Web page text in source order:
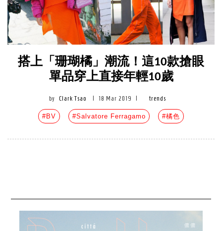
搭上「珊瑚橘」潮流！這10款搶眼
單品穿上直接年輕10歲
by Clark Tsao 18 Mar 2019 trends
#BV #Salvatore Ferragamo #橘色